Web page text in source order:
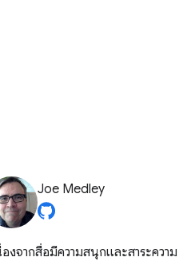
Joe Medley
งจากสื่อมีความสนุกและสาระความ